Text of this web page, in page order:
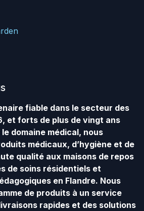
fiable dans le secteur des
et forts de plus de vingt ans
domaine médical, nous
médicaux, d’hygiène et de
qualité aux maisons de repos
de soins résidentiels et
en Flandre. Nous
de produits à un service
rapides et des solutions